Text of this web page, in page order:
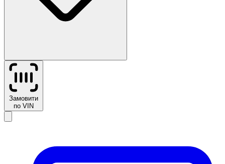
Замовити
по VIN